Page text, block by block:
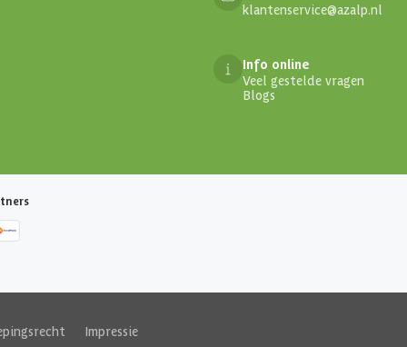
klantenservice@azalp.nl
Info online
Veel gestelde vragen
Blogs
Impressie